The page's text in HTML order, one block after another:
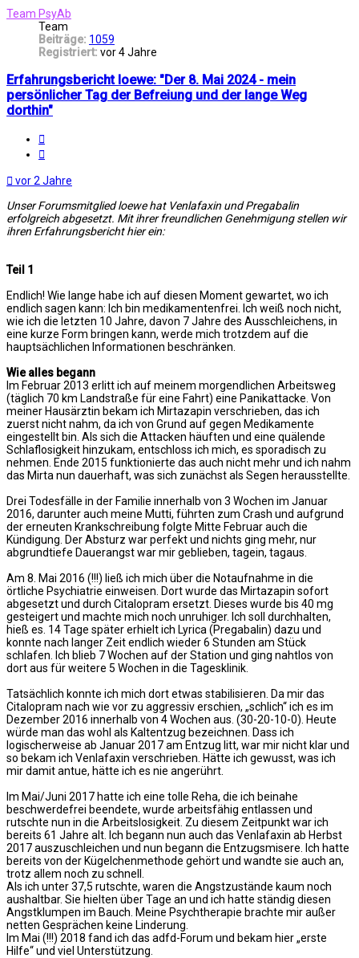
Team PsyAb
Team
Beiträge: 1059
Registriert: vor 4 Jahre
Erfahrungsbericht loewe: "Der 8. Mai 2024 - mein
persönlicher Tag der Befreiung und der lange Weg
dorthin"
vor 2 Jahre
Unser Forumsmitglied loewe hat Venlafaxin und Pregabalin
erfolgreich abgesetzt. Mit ihrer freundlichen Genehmigung stellen wir
ihren Erfahrungsbericht hier ein:
Teil 1
Endlich! Wie lange habe ich auf diesen Moment gewartet, wo ich
endlich sagen kann: Ich bin medikamentenfrei. Ich weiß noch nicht,
wie ich die letzten 10 Jahre, davon 7 Jahre des Ausschleichens, in
eine kurze Form bringen kann, werde mich trotzdem auf die
hauptsächlichen Informationen beschränken.
Wie alles begann
Im Februar 2013 erlitt ich auf meinem morgendlichen Arbeitsweg
(täglich 70 km Landstraße für eine Fahrt) eine Panikattacke. Von
meiner Hausärztin bekam ich Mirtazapin verschrieben, das ich
zuerst nicht nahm, da ich von Grund auf gegen Medikamente
eingestellt bin. Als sich die Attacken häuften und eine quälende
Schlaflosigkeit hinzukam, entschloss ich mich, es sporadisch zu
nehmen. Ende 2015 funktionierte das auch nicht mehr und ich nahm
das Mirta nun dauerhaft, was sich zunächst als Segen herausstellte.
Drei Todesfälle in der Familie innerhalb von 3 Wochen im Januar
2016, darunter auch meine Mutti, führten zum Crash und aufgrund
der erneuten Krankschreibung folgte Mitte Februar auch die
Kündigung. Der Absturz war perfekt und nichts ging mehr, nur
abgrundtiefe Dauerangst war mir geblieben, tagein, tagaus.
Am 8. Mai 2016 (!!!) ließ ich mich über die Notaufnahme in die
örtliche Psychiatrie einweisen. Dort wurde das Mirtazapin sofort
abgesetzt und durch Citalopram ersetzt. Dieses wurde bis 40 mg
gesteigert und machte mich noch unruhiger. Ich soll durchhalten,
hieß es. 14 Tage später erhielt ich Lyrica (Pregabalin) dazu und
konnte nach langer Zeit endlich wieder 6 Stunden am Stück
schlafen. Ich blieb 7 Wochen auf der Station und ging nahtlos von
dort aus für weitere 5 Wochen in die Tagesklinik.
Tatsächlich konnte ich mich dort etwas stabilisieren. Da mir das
Citalopram nach wie vor zu aggressiv erschien, „schlich“ ich es im
Dezember 2016 innerhalb von 4 Wochen aus. (30-20-10-0). Heute
würde man das wohl als Kaltentzug bezeichnen. Dass ich
logischerweise ab Januar 2017 am Entzug litt, war mir nicht klar und
so bekam ich Venlafaxin verschrieben. Hätte ich gewusst, was ich
mir damit antue, hätte ich es nie angerührt.
Im Mai/Juni 2017 hatte ich eine tolle Reha, die ich beinahe
beschwerdefrei beendete, wurde arbeitsfähig entlassen und
rutschte nun in die Arbeitslosigkeit. Zu diesem Zeitpunkt war ich
bereits 61 Jahre alt. Ich begann nun auch das Venlafaxin ab Herbst
2017 auszuschleichen und nun begann die Entzugsmisere. Ich hatte
bereits von der Kügelchenmethode gehört und wandte sie auch an,
trotz allem noch zu schnell.
Als ich unter 37,5 rutschte, waren die Angstzustände kaum noch
aushaltbar. Sie hielten über Tage an und ich hatte ständig diesen
Angstklumpen im Bauch. Meine Psychtherapie brachte mir außer
netten Gesprächen keine Linderung.
Im Mai (!!!) 2018 fand ich das adfd-Forum und bekam hier „erste
Hilfe“ und viel Unterstützung.